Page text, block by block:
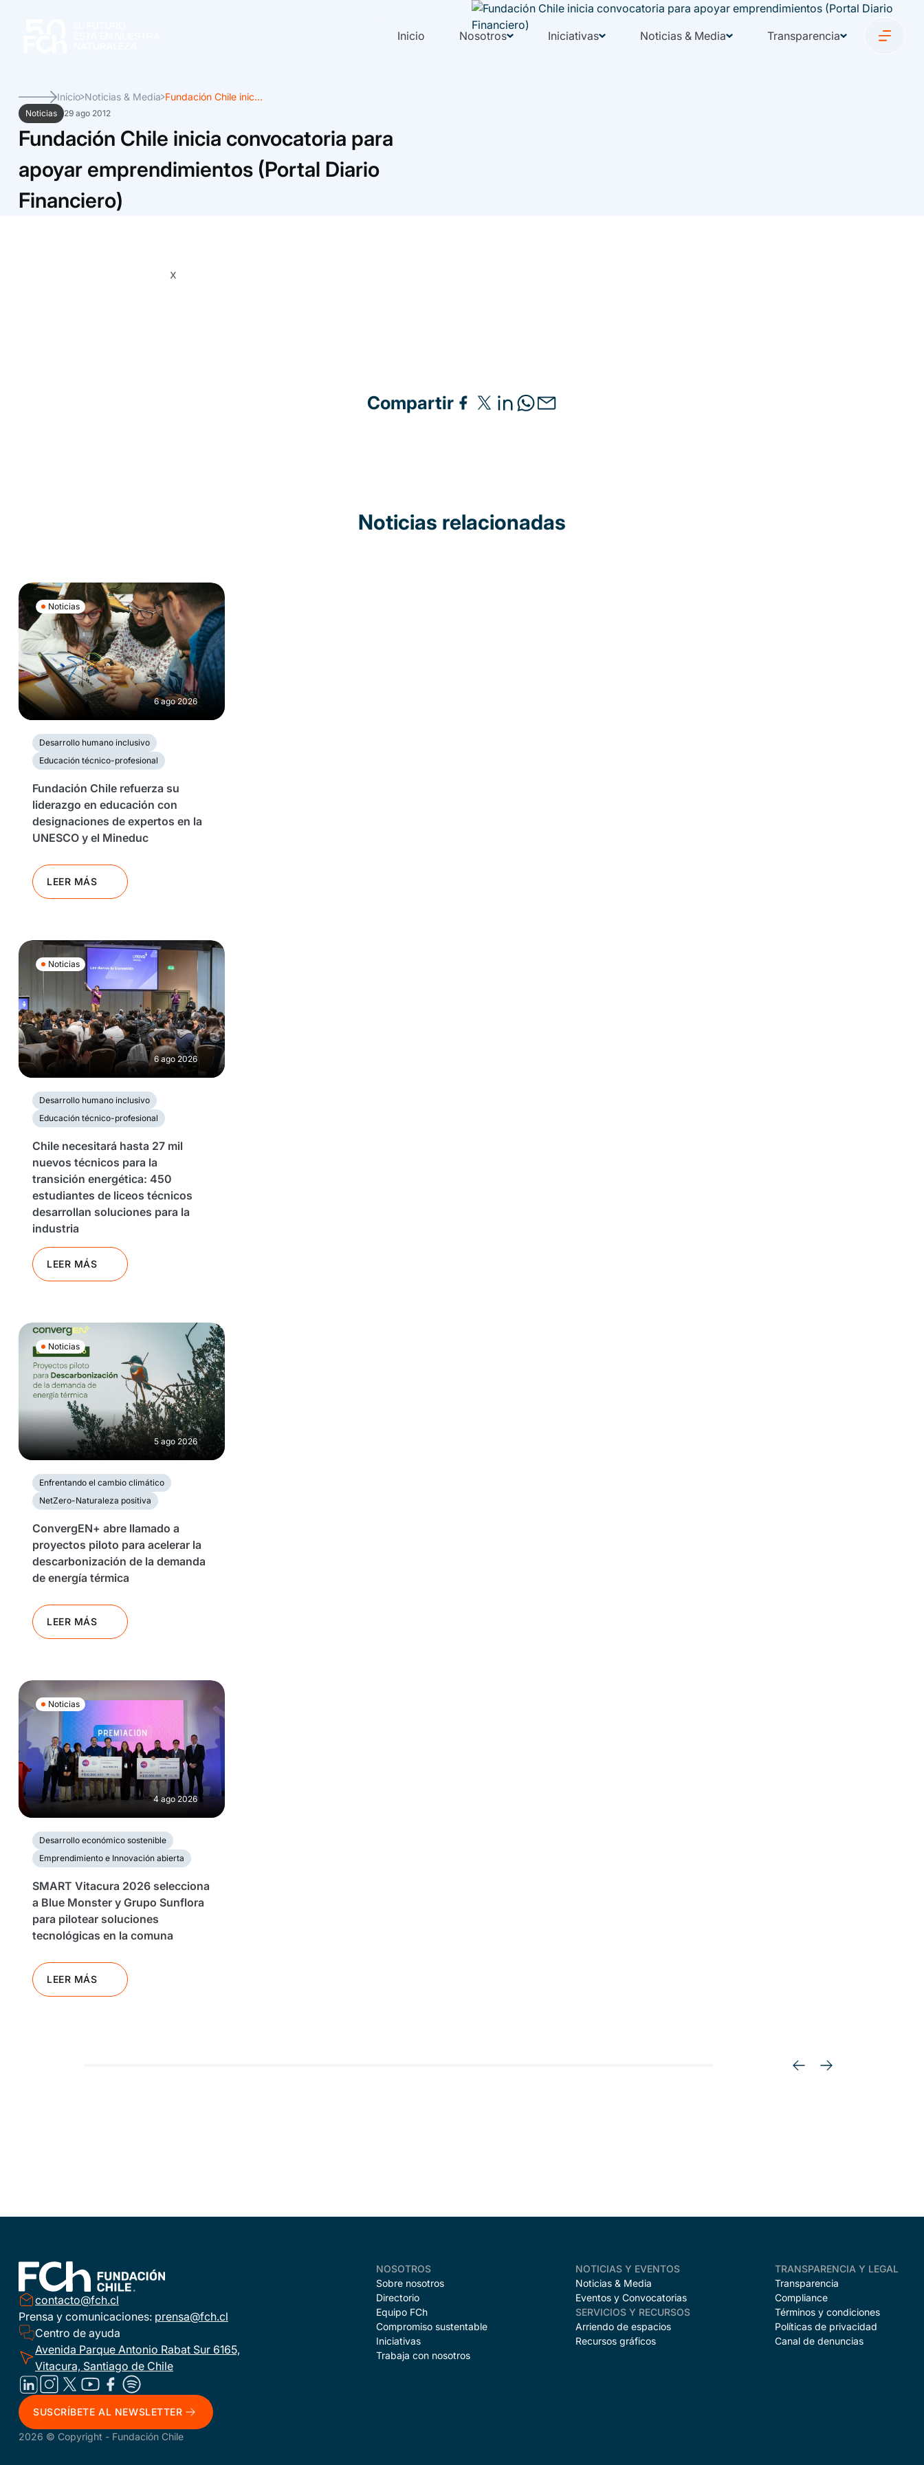
Inicio Nosotros Iniciativas Noticias & Media Transparencia
Inicio Noticias & Media Fundación Chile inic...
Noticias 29 ago 2012
Fundación Chile inicia convocatoria para
apoyar emprendimientos (Portal Diario
Financiero)
x
Compartir
Noticias relacionadas
Noticias
6 ago 2026
Desarrollo humano inclusivo
Educación técnico-profesional
Fundación Chile refuerza su
liderazgo en educación con
designaciones de expertos en la
UNESCO y el Mineduc
LEER MÁS
Noticias
6 ago 2026
Desarrollo humano inclusivo
Educación técnico-profesional
Chile necesitará hasta 27 mil
nuevos técnicos para la
transición energética: 450
estudiantes de liceos técnicos
desarrollan soluciones para la
industria
LEER MÁS
Noticias
5 ago 2026
Enfrentando el cambio climático
NetZero-Naturaleza positiva
ConvergEN+ abre llamado a
proyectos piloto para acelerar la
descarbonización de la demanda
de energía térmica
LEER MÁS
Noticias
4 ago 2026
Desarrollo económico sostenible
Emprendimiento e Innovación abierta
SMART Vitacura 2026 selecciona
a Blue Monster y Grupo Sunflora
para pilotear soluciones
tecnológicas en la comuna
LEER MÁS
contacto@fch.cl
Prensa y comunicaciones: prensa@fch.cl
Centro de ayuda
Avenida Parque Antonio Rabat Sur 6165,
Vitacura, Santiago de Chile
NOSOTROS
Sobre nosotros
Directorio
Equipo FCh
Compromiso sustentable
Iniciativas
Trabaja con nosotros
NOTICIAS Y EVENTOS
Noticias & Media
Eventos y Convocatorias
SERVICIOS Y RECURSOS
Arriendo de espacios
Recursos gráficos
TRANSPARENCIA Y LEGAL
Transparencia
Compliance
Términos y condiciones
Políticas de privacidad
Canal de denuncias
SUSCRÍBETE AL NEWSLETTER
2026 © Copyright - Fundación Chile